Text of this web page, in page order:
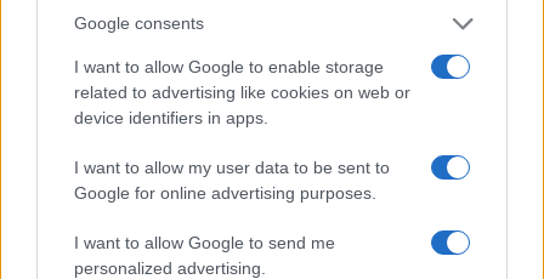
Google consents
I want to allow Google to enable storage
related to advertising like cookies on web or
device identifiers in apps.
I want to allow my user data to be sent to
Google for online advertising purposes.
I want to allow Google to send me
personalized advertising.
Δείτε επίσηςΣυντάξεις: Έτσι θα πάρετε μεγαλύτερη